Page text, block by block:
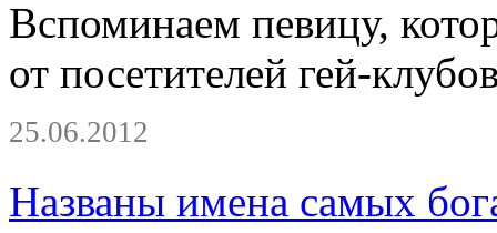
Вспоминаем певицу,
от посетителей гей-
25.06.2012
Названы имена самых